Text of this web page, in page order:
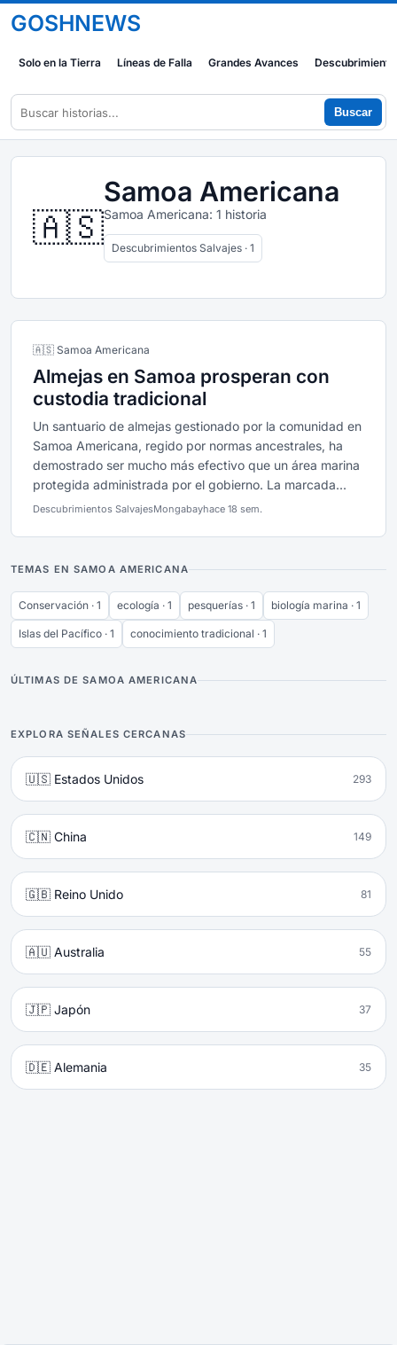
GOSHNEWS
Solo en la Tierra Líneas de Falla Grandes Avances
Buscar
🇦🇸
Samoa Americana
Samoa Americana: 1 historia
Descubrimientos Salvajes · 1
🇦🇸 Samoa Americana
Almejas en Samoa prosperan con
custodia tradicional
Un santuario de almejas gestionado por la comunidad en
Samoa Americana, regido por normas ancestrales, ha
demostrado ser mucho más efectivo que un área marina
protegida administrada por el gobierno. La marcada...
Descubrimientos SalvajesMongabayhace 18 sem.
TEMAS EN SAMOA AMERICANA
Conservación · 1 ecología · 1 pesquerías · 1 biología marina · 1
Islas del Pacífico · 1 conocimiento tradicional · 1
ÚLTIMAS DE SAMOA AMERICANA
EXPLORA SEÑALES CERCANAS
🇺🇸 Estados Unidos 293
🇨🇳 China 149
🇬🇧 Reino Unido 81
🇦🇺 Australia 55
🇯🇵 Japón 37
🇩🇪 Alemania 35